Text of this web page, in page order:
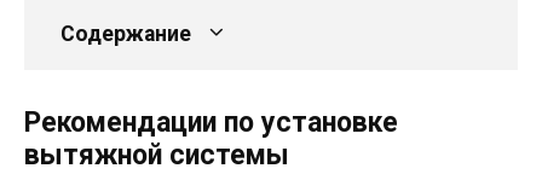
Содержание
Рекомендации по установке
вытяжной системы